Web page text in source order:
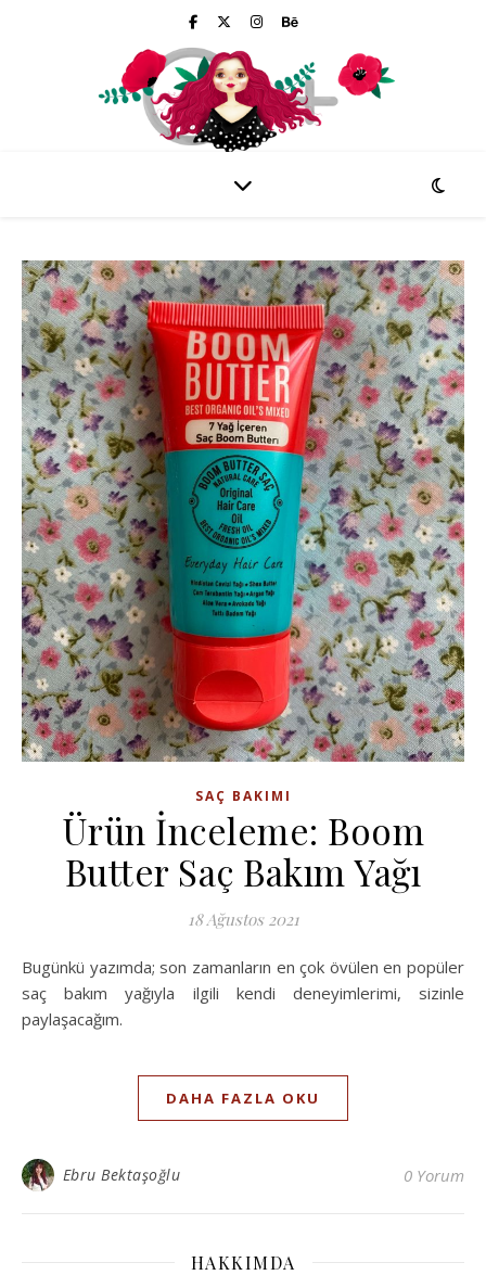
SAÇ BAKIMI
Ürün İnceleme: Boom
Butter Saç Bakım Yağı
18 Ağustos 2021
Bugünkü yazımda; son zamanların en çok övülen en popüler
saç bakım yağıyla ilgili kendi deneyimlerimi, sizinle
paylaşacağım.
DAHA FAZLA OKU
Ebru Bektaşoğlu 0 Yorum
HAKKIMDA